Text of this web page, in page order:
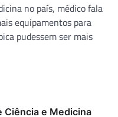
no país, médico fala
equipamentos para
pudessem ser mais
e Medicina